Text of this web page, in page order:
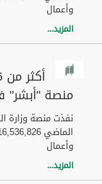
وأعمال
المزيد...
منصة "أبشر" في
نفذت منصة وزارة
وأعمال
المزيد...